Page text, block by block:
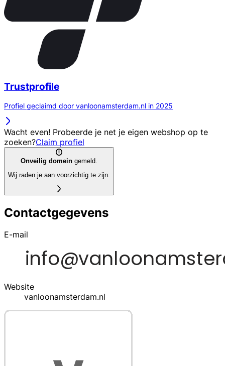
Trustprofile
Profiel geclaimd door vanloonamsterdam.nl in 2025
Wacht even! Probeerde je net je eigen webshop op te
zoeken?Claim profiel
Onveilig domein gemeld.
Wij raden je aan voorzichtig te zijn.
Contactgegevens
E-mail
Website
vanloonamsterdam.nl